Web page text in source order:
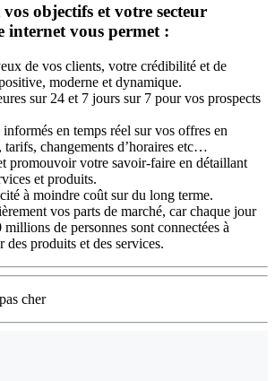
objectifs et votre secteur
internet vous permet :
de vos clients, votre crédibilité et de
moderne et dynamique.
sur 24 et 7 jours sur 7 pour vos prospects
en temps réel sur vos offres en
tarifs, changements d’horaires etc…
promouvoir votre savoir-faire en détaillant
et produits.
à moindre coût sur du long terme.
vos parts de marché, car chaque jour
de personnes sont connectées à
des produits et des services.